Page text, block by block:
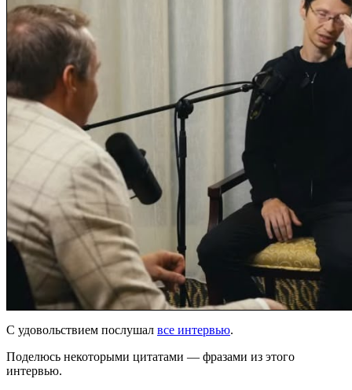
С удовольствием послушал все интервью.
Поделюсь некоторыми цитатами — фразами из этого
интервью.